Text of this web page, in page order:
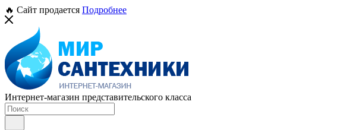
🔥 Сайт продается Подробнее
Интернет-магазин представительского класса